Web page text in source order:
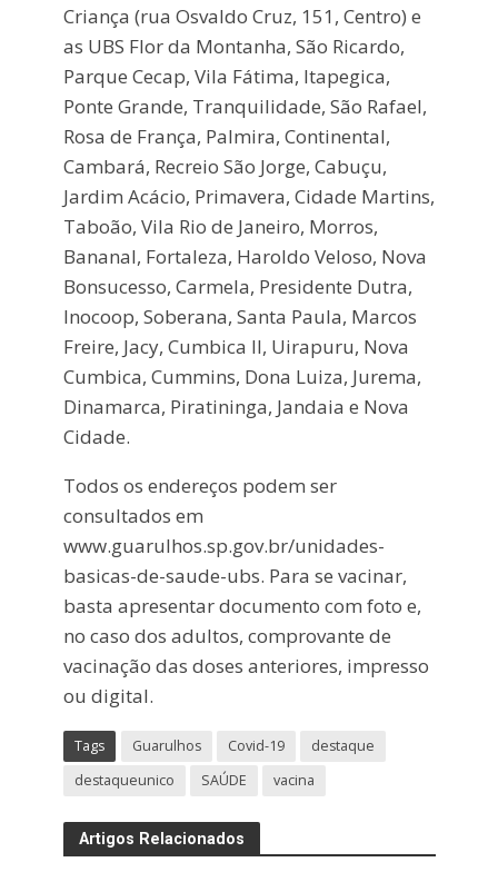
Criança (rua Osvaldo Cruz, 151, Centro) e
as UBS Flor da Montanha, São Ricardo,
Parque Cecap, Vila Fátima, Itapegica,
Ponte Grande, Tranquilidade, São Rafael,
Rosa de França, Palmira, Continental,
Cambará, Recreio São Jorge, Cabuçu,
Jardim Acácio, Primavera, Cidade Martins,
Taboão, Vila Rio de Janeiro, Morros,
Bananal, Fortaleza, Haroldo Veloso, Nova
Bonsucesso, Carmela, Presidente Dutra,
Inocoop, Soberana, Santa Paula, Marcos
Freire, Jacy, Cumbica II, Uirapuru, Nova
Cumbica, Cummins, Dona Luiza, Jurema,
Dinamarca, Piratininga, Jandaia e Nova
Cidade.
Todos os endereços podem ser
consultados em
www.guarulhos.sp.gov.br/unidades-
basicas-de-saude-ubs. Para se vacinar,
basta apresentar documento com foto e,
no caso dos adultos, comprovante de
vacinação das doses anteriores, impresso
ou digital.
Tags Guarulhos Covid-19
destaque
destaqueunico
SAÚDE vacina
Artigos Relacionados